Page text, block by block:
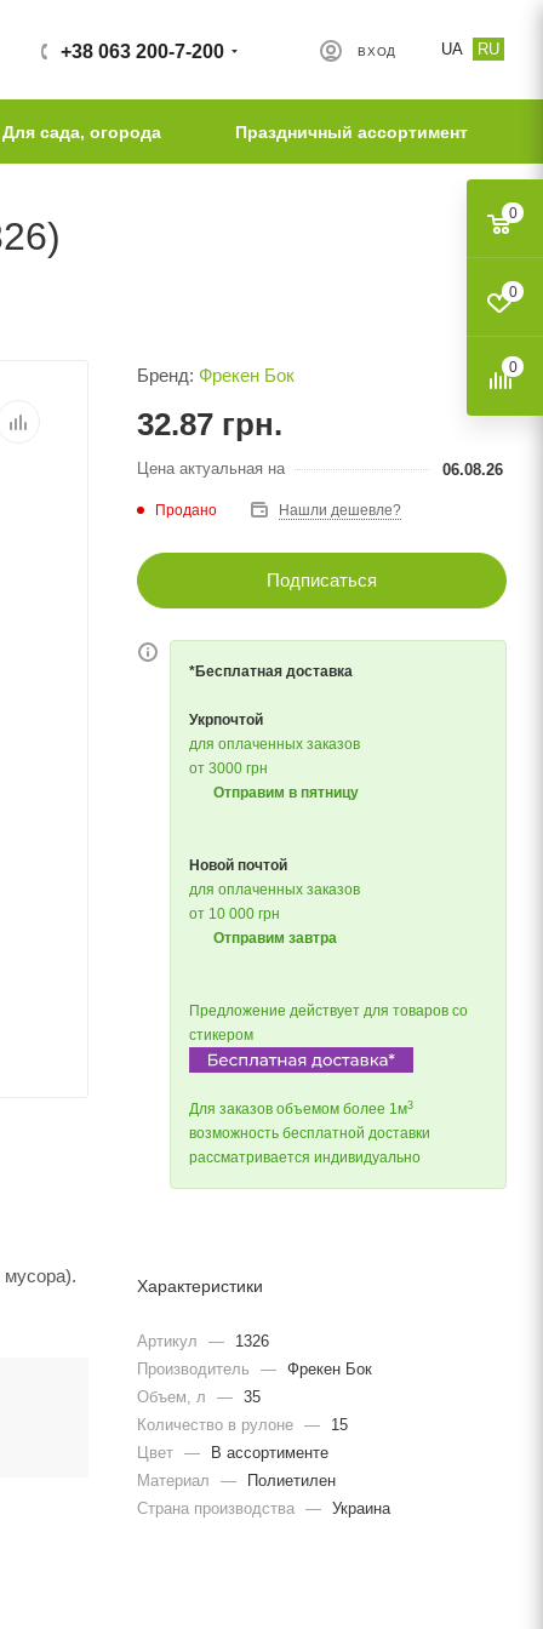
UA RU
ВХОД
+38 063 200-7-200
Для сада, огорода Праздничный ассортимент
Бренд: Фрекен Бок
32.87 грн.
Цена актуальная на 06.08.26
Продано Нашли дешевле?
Подписаться
*Бесплатная доставка
Укрпочтой
для оплаченных заказов
от 3000 грн
Отправим в пятницу
Новой почтой
для оплаченных заказов
от 10 000 грн
Отправим завтра
Предложение действует для товаров со
стикером
Для заказов объемом более 1м3
возможность бесплатной доставки
рассматривается индивидуально
Характеристики
Артикул —
1326
Производитель
— Фрекен Бок
Объем, л
— 35
Количество в рулоне —
15
Цвет —
В ассортименте
Материал
—
Полиетилен
Страна производства — Украина
0
0
0